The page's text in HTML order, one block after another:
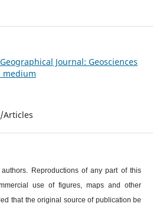
Journal: Geosciences
medium
Reproductions of any part of this
use of figures, maps and other
that the original source of publication be